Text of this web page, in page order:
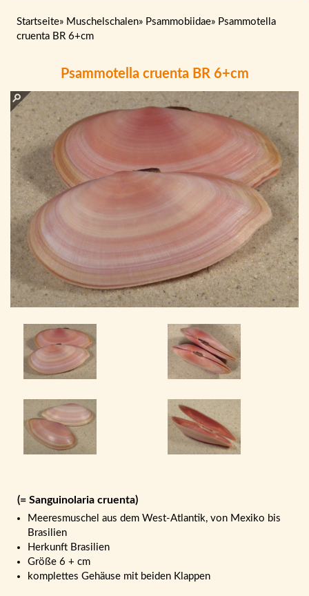
Startseite» Muschelschalen» Psammobiidae» Psammotella
cruenta BR 6+cm
Psammotella cruenta BR 6+cm
(= Sanguinolaria cruenta)
Meeresmuschel aus dem West-Atlantik, von Mexiko bis
Brasilien
Herkunft Brasilien
Größe 6 + cm
komplettes Gehäuse mit beiden Klappen